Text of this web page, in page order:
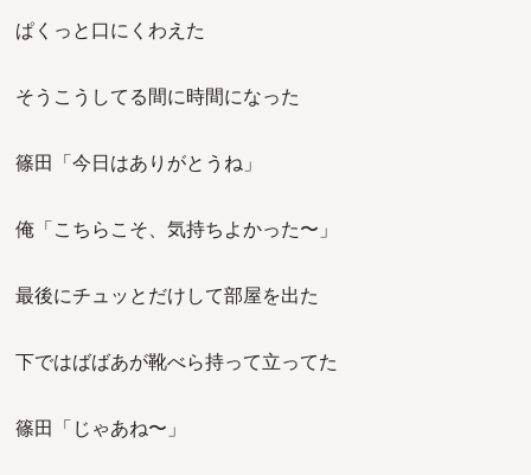
ぱくっと口にくわえた
そうこうしてる間に時間になった
篠田「今日はありがとうね」
俺「こちらこそ、気持ちよかった〜」
最後にチュッとだけして部屋を出た
下ではばばあが靴べら持って立ってた
篠田「じゃあね〜」